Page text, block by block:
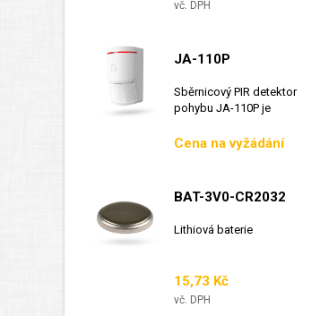
vč. DPH
JA-110P
Sběrnicový PIR detektor
pohybu JA-110P je
Cena
Cena na vyžádání
BAT-3V0-CR2032
Lithiová baterie
Cena
15,73 Kč
vč. DPH